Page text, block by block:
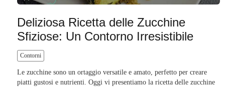
Deliziosa Ricetta delle Zucchine
Sfiziose: Un Contorno Irresistibile
Contorni
Le zucchine sono un ortaggio versatile e amato, perfetto per creare
piatti gustosi e nutrienti. Oggi vi presentiamo la ricetta delle zucchine